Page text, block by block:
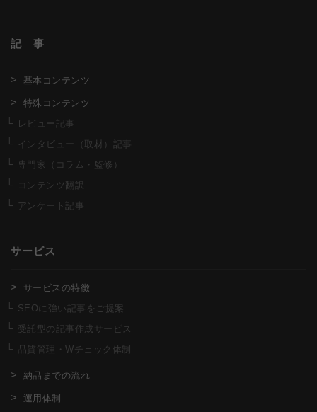
記 事
基本コンテンツ
特殊コンテンツ
レビュー記事
インタビュー（取材）記事
専門家（コラム・監修）
コンテンツ翻訳
アンケート記事
サービス
サービスの特徴
SEOに強い記事をご提案
受託型の記事作成サービス
品質管理・Wチェック体制
納品までの流れ
運用体制